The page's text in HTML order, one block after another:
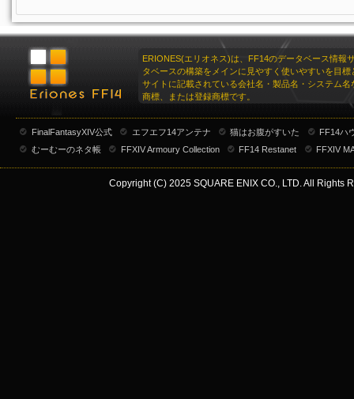
ERIONES(エリオネス)は、FF14のデータベース情報
タベースの構築をメインに見やすく使いやすいを目標
サイトに記載されている会社名・製品名・システム名
商標、または登録商標です。
FinalFantasyXIV公式 エフエフ14アンテナ 猫はお腹がすいた
FF14ハ
むーむーのネタ帳
FFXIV Armoury Collection FF14 Restanet FFXIV
Copyright (C) 2025 SQUARE ENIX CO., LTD. All Rights